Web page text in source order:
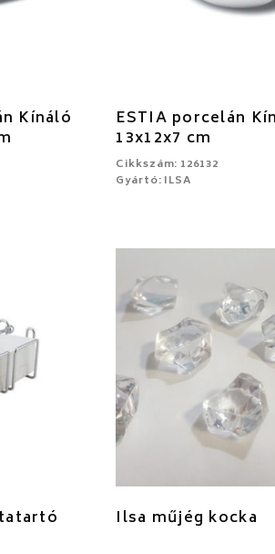
Kínáló ESTIA porcelán
13x12x7 cm
Cikkszám: 126132
Gyártó: ILSA
Ilsa műjég kocka